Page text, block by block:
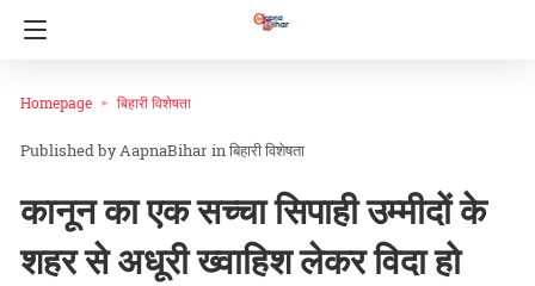
Homepage बिहारी विशेषता
AapnaBihar inबिहारी विशेषता
कानून का एक सच्चा सिपाही उम्मीदों के
शहर से अधूरी ख्वाहिश लेकर विदा हो